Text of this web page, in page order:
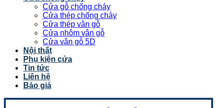
Cửa gỗ chống cháy
Cửa thép chống cháy
Cửa thép vân gỗ
Cửa nhôm vân gỗ
Cửa vân gỗ 5D
Nội thất
Phụ kiện cửa
Tin tức
Liên hệ
Báo giá